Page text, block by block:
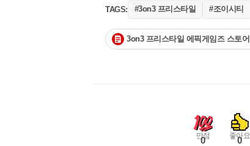
TAGS: #3on3 프리스타일 #조이시티
3on3 프리스타일 에픽게임즈 스토어
만점
0 좋아요
0